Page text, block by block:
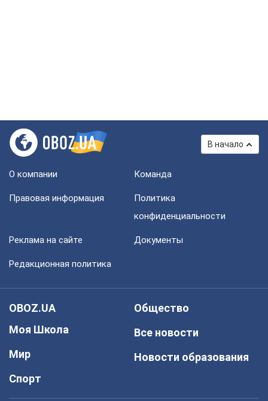
В начало
О компании Команда
Правовая информация
Политика
конфиденциальности
Реклама на сайте Документы
Редакционная политика
OBOZ.UA
Моя Школа
Мир
Спорт
Общество
Все новости
Новости образования